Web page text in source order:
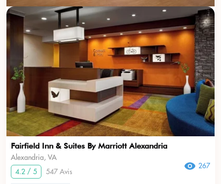
Fairfield Inn & Suites By Marriott Alexandria
Alexandria, VA
4.2 / 5
547 Avis
267